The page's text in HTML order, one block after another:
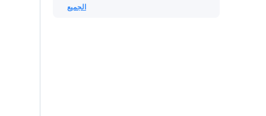
İstanbuldaki en iyi tesislerden ilk 3eالجميع